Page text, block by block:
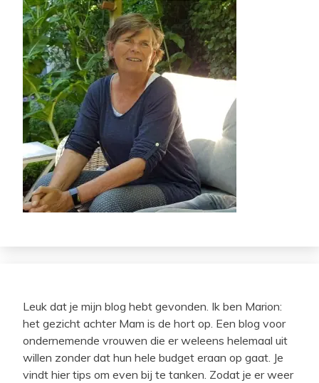
Leuk dat je mijn blog hebt gevonden. Ik ben Marion:
het gezicht achter Mam is de hort op. Een blog voor
ondernemende vrouwen die er weleens helemaal uit
willen zonder dat hun hele budget eraan op gaat. Je
vindt hier tips om even bij te tanken. Zodat je er weer